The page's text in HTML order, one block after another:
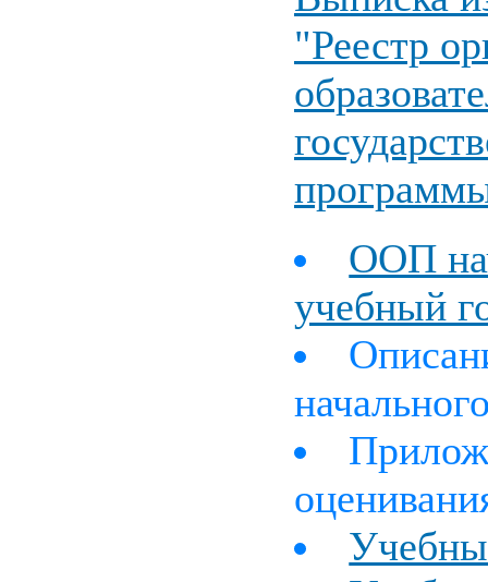
"Реестр
ООП
учебный